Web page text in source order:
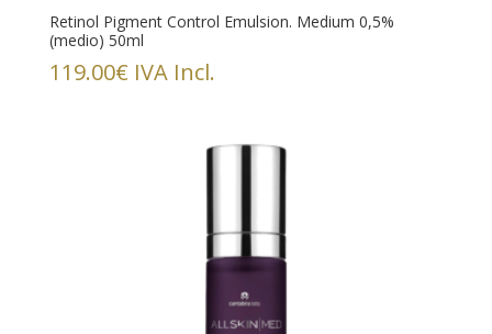
Retinol Pigment Control Emulsion. Medium 0,5%
(medio) 50ml
119.00€ IVA Incl.